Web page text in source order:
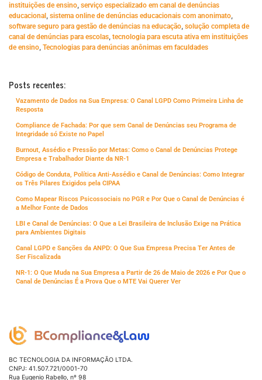
instituições de ensino, serviço especializado em canal de denúncias
educacional , sistema online de denúncias educacionais com anonimato,
software seguro para gestão de denúncias na educação, solução completa de
canal de denúncias para escolas, tecnologia para escuta ativa em instituições
de ensino, Tecnologias para denúncias anônimas em faculdades
Posts recentes:
Vazamento de Dados na Sua Empresa: O Canal LGPD Como Primeira Linha de
Resposta
Compliance de Fachada: Por que sem Canal de Denúncias seu Programa de
Integridade só Existe no Papel
Burnout, Assédio e Pressão por Metas: Como o Canal de Denúncias Protege
Empresa e Trabalhador Diante da NR-1
Código de Conduta, Política Anti-Assédio e Canal de Denúncias: Como Integrar
os Três Pilares Exigidos pela CIPAA
Como Mapear Riscos Psicossociais no PGR e Por Que o Canal de Denúncias é
a Melhor Fonte de Dados
LBI e Canal de Denúncias: O Que a Lei Brasileira de Inclusão Exige na Prática
para Ambientes Digitais
Canal LGPD e Sanções da ANPD: O Que Sua Empresa Precisa Ter Antes de
Ser Fiscalizada
NR-1: O Que Muda na Sua Empresa a Partir de 26 de Maio de 2026 e Por Que o
Canal de Denúncias É a Prova Que o MTE Vai Querer Ver
BC TECNOLOGIA DA INFORMAÇÃO LTDA.
CNPJ: 41.507.721/0001-70
Rua Eugenio Rabello, nº 98